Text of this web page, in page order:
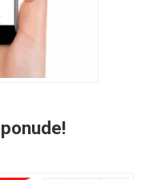
ponude!